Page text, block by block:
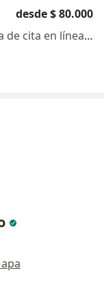
desde $ 80.000
Este especialista no ofrece reserva de cita en línea en esta dirección.